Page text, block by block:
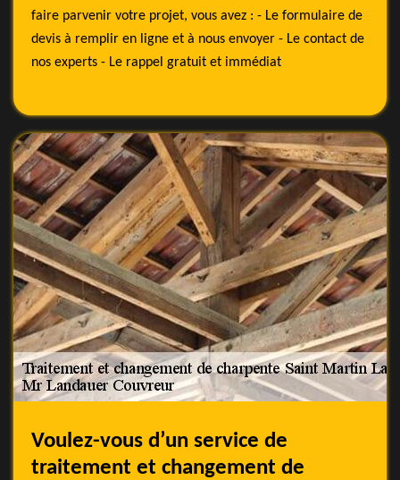
faire parvenir votre projet, vous avez : - Le formulaire de
devis à remplir en ligne et à nous envoyer - Le contact de
nos experts - Le rappel gratuit et immédiat
Voulez-vous d’un service de
traitement et changement de